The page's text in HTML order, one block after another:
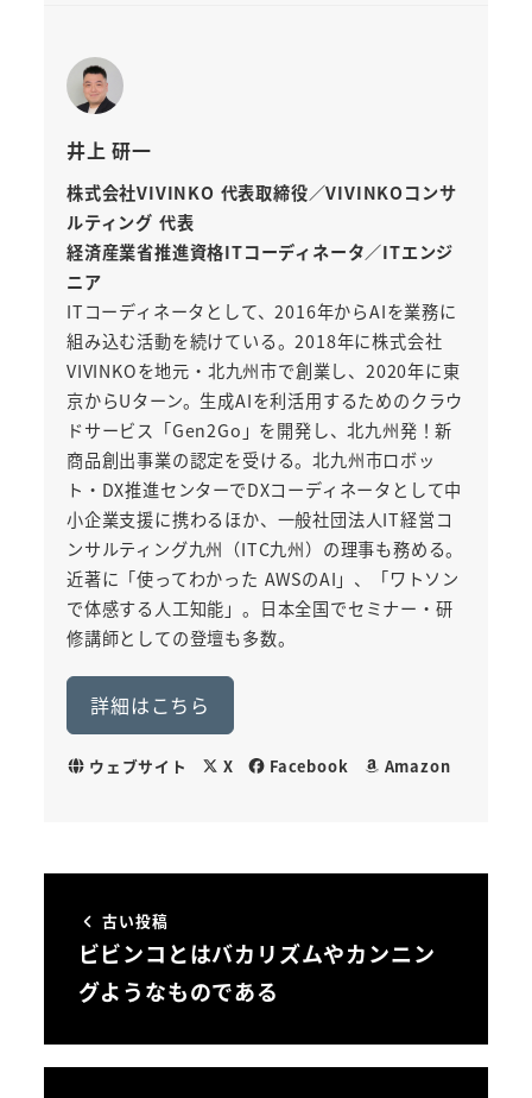
井上 研一
株式会社VIVINKO 代表取締役／VIVINKOコンサ
ルティング 代表
経済産業省推進資格ITコーディネータ／ITエンジ
ニア
ITコーディネータとして、2016年からAIを業務に
組み込む活動を続けている。2018年に株式会社
VIVINKOを地元・北九州市で創業し、2020年に東
京からUターン。生成AIを利活用するためのクラウ
ドサービス「Gen2Go」を開発し、北九州発！新
商品創出事業の認定を受ける。北九州市ロボッ
ト・DX推進センターでDXコーディネータとして中
小企業支援に携わるほか、一般社団法人IT経営コ
ンサルティング九州（ITC九州）の理事も務める。
近著に「使ってわかった AWSのAI」、「ワトソン
で体感する人工知能」。日本全国でセミナー・研
修講師としての登壇も多数。
詳細はこちら
ウェブサイト X Facebook Amazon
古い投稿
ビビンコとはバカリズムやカンニン
グようなものである